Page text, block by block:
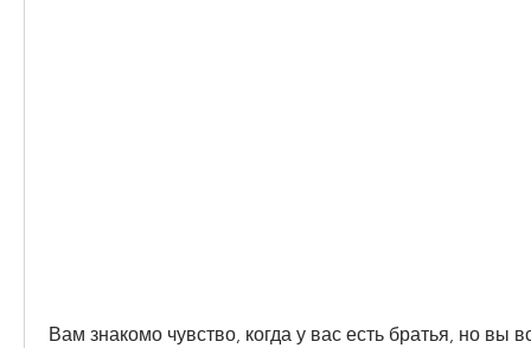
Вам знакомо чувство, когда у вас есть братья, но вы